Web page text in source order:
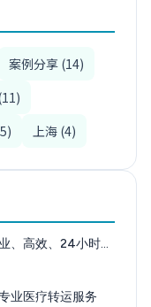
案例分享 (14)
上海 (4)
、高效、24小时…
业医疗转运服务